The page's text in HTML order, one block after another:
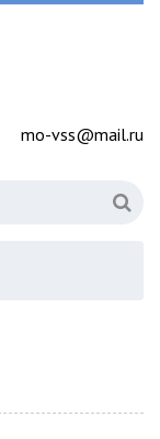
mo-vss@mail.ru